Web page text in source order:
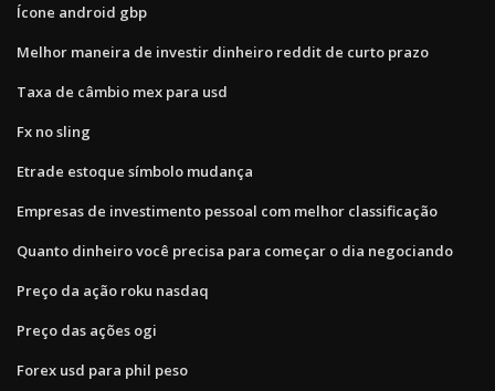
Ícone android gbp
Melhor maneira de investir dinheiro reddit de curto prazo
Taxa de câmbio mex para usd
Fx no sling
Etrade estoque símbolo mudança
Empresas de investimento pessoal com melhor classificação
Quanto dinheiro você precisa para começar o dia negociando
Preço da ação roku nasdaq
Preço das ações ogi
Forex usd para phil peso